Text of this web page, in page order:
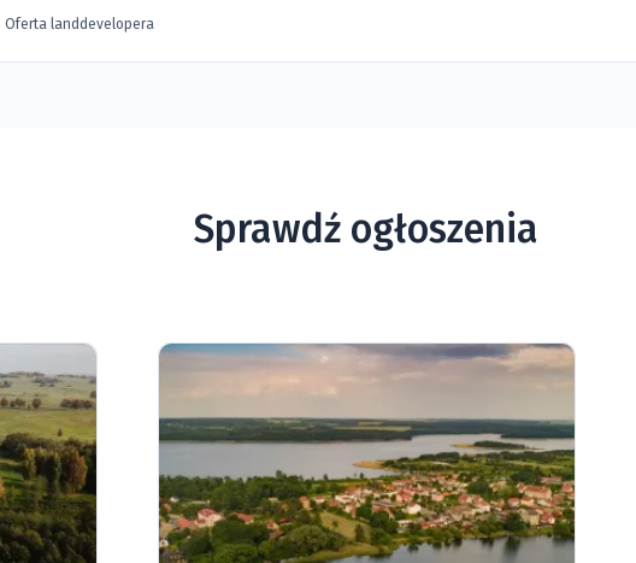
Oferta landdevelopera
Sprawdź ogłoszenia